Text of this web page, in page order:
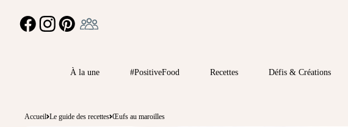
FACEBOOKINSTAGRAMPINTEREST
À la une #PositiveFood Recettes Défis & Créations
Accueil Le guide des recettes Œufs au maroilles